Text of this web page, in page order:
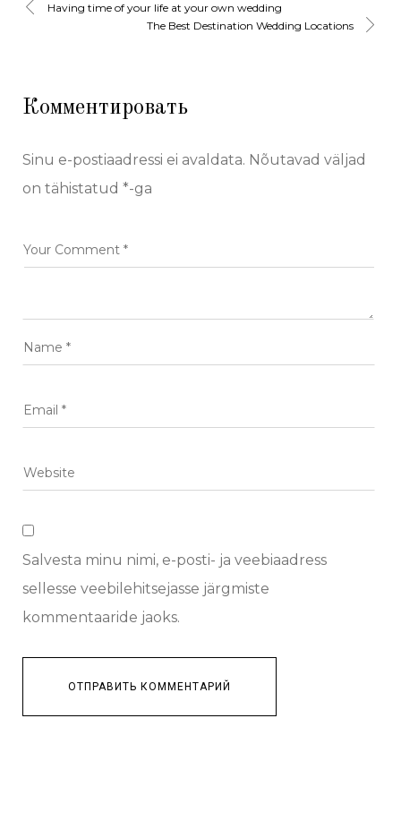
Having time of your life at your own wedding
The Best Destination Wedding Locations
Комментировать
Sinu e-postiaadressi ei avaldata. Nõutavad väljad
on tähistatud*-ga
Salvesta minu nimi, e-posti- ja veebiaadress
sellesse veebilehitsejasse järgmiste
kommentaaride jaoks.